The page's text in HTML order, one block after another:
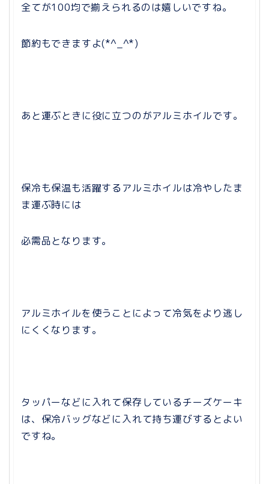
全てが100均で揃えられるのは嬉しいですね。
節約もできますよ(*^_^*)
あと運ぶときに役に立つのがアルミホイルです。
保冷も保温も活躍するアルミホイルは冷やしたま
ま運ぶ時には
必需品となります。
アルミホイルを使うことによって冷気をより逃し
にくくなります。
タッパーなどに入れて保存しているチーズケーキ
は、保冷バッグなどに入れて持ち運びするとよい
ですね。